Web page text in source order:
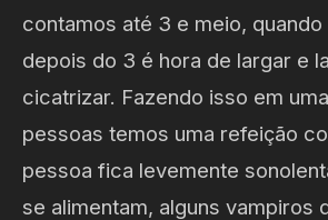
contamos até 3 e meio,
depois do 3 é hora de largar e
cicatrizar. Fazendo isso em
pessoas temos uma refeição
pessoa fica levemente
se alimentam, alguns vampiros